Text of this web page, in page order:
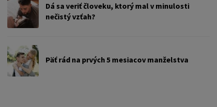
Dá sa veriť človeku, ktorý mal v minulosti
nečistý vzťah?
Päť rád na prvých 5 mesiacov manželstva